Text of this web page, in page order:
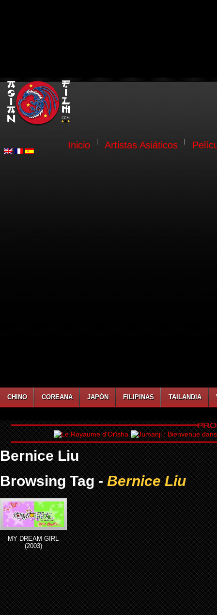
Inicio Artistas Asiáticos
CHINO COREANA JAPÓN FILIPINAS TAILANDIA
Bernice Liu
Browsing Tag -Bernice Liu
MY DREAM GIRL
(2003)